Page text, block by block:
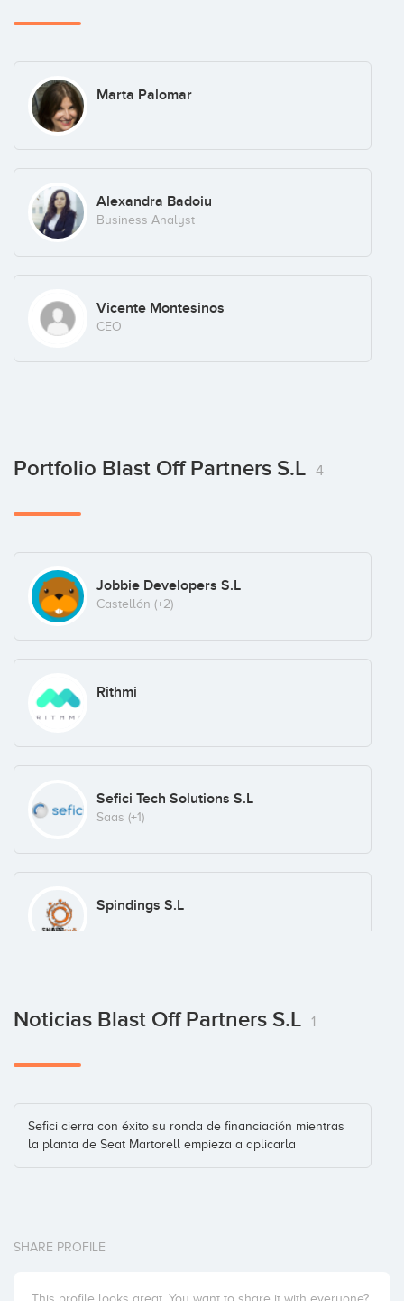
Marta Palomar
Alexandra Badoiu
Business Analyst
Vicente Montesinos
CEO
Portfolio Blast Off Partners S.L 4
Jobbie Developers S.L
Castellón (+2)
Rithmi
Sefici Tech Solutions S.L
Saas (+1)
Spindings S.L
Noticias Blast Off Partners S.L 1
Sefici cierra con éxito su ronda de financiación mientras
la planta de Seat Martorell empieza a aplicarla
SHARE PROFILE